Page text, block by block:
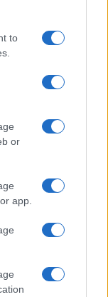
to
or
app.
και το
την Αθήνα
για τη
να αναζητά
όπου